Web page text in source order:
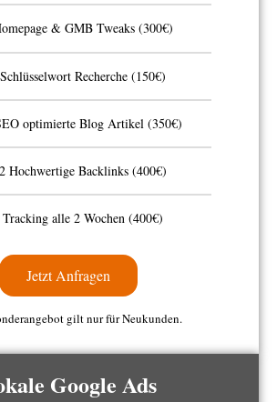
& GMB Tweaks (300€)
Schlüsselwort Recherche (150€)
optimierte Blog Artikel (350€)
2 Hochwertige Backlinks (400€)
Tracking alle 2 Wochen (400€)
Jetzt Anfragen
gilt nur für Neukunden.
Google Ads